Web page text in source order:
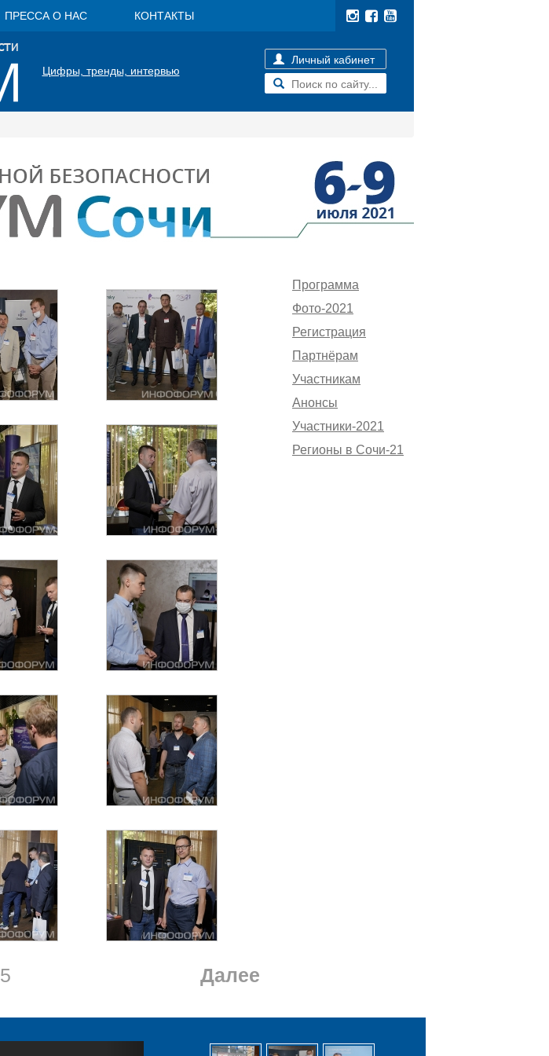
ПРЕССА О НАС КОНТАКТЫ
Цифры, тренды, интервью
Личный кабинет
5 Далее
Программа
Фото-2021
Регистрация
Партнёрам
Участникам
Анонсы
Участники-2021
Регионы в Сочи-21